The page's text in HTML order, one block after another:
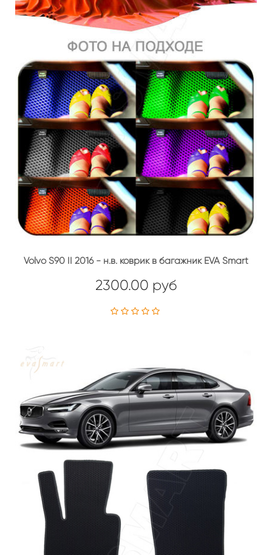
Volvo S90 II 2016 - н.в. коврик в багажник EVA Smart
2300.00 руб